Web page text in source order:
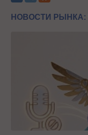
НОВОСТИ РЫНКА: